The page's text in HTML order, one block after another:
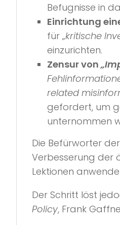
Befugnisse in
Einrichtung
für „kritische
einzurichten.
Zensur von
related
gefordert, um
unternommen
Die Befürworter
Verbesserung der
Lektionen
Der Schritt löst
Policy, Frank